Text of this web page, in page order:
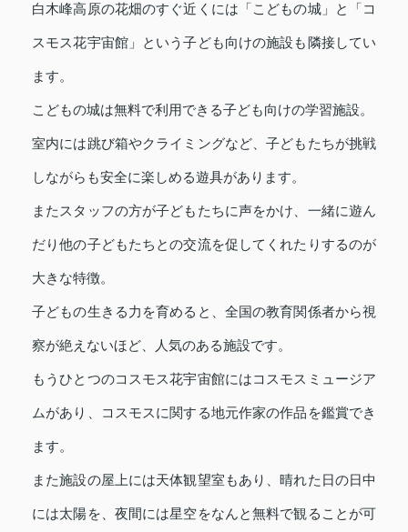
白木峰高原の花畑のすぐ近くには「こどもの城」と「コ
スモス花宇宙館」という子ども向けの施設も隣接してい
ます。
こどもの城は無料で利用できる子ども向けの学習施設。
室内には跳び箱やクライミングなど、子どもたちが挑戦
しながらも安全に楽しめる遊具があります。
またスタッフの方が子どもたちに声をかけ、一緒に遊ん
だり他の子どもたちとの交流を促してくれたりするのが
大きな特徴。
子どもの生きる力を育めると、全国の教育関係者から視
察が絶えないほど、人気のある施設です。
もうひとつのコスモス花宇宙館にはコスモスミュージア
ムがあり、コスモスに関する地元作家の作品を鑑賞でき
ます。
また施設の屋上には天体観望室もあり、晴れた日の日中
には太陽を、夜間には星空をなんと無料で観ることが可